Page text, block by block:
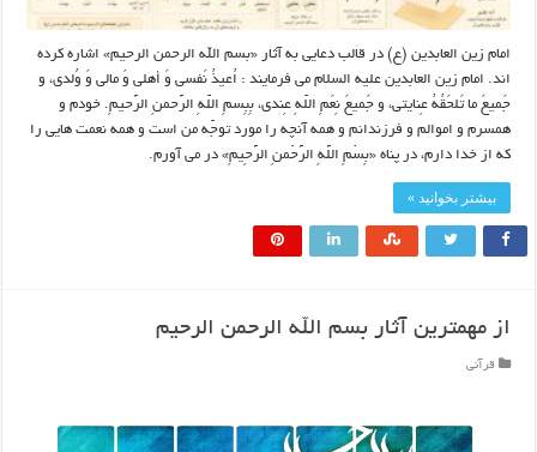
امام زین العابدین (ع) در قالب دعایی به آثار «بسم الله الرحمن الرحیم» اشاره کرده
اند. امام زین العابدین علیه السلام می فرمایند : اُعیذُ نَفسی وَ أهلی وَ مالی وَ وُلدی، و
جَمیعَ ما تَلحَقُهُ عِنایتی، و جَمیعَ نِعَمِ اللّهِ عِندی، بِبِسمِ اللّهِ الرَّحمنِ الرَّحیمِ. خودم و
همسرم و اموالم و فرزندانم و همه آنچه را مورد توجّه من است و همه نعمت‏ هایی را
که از خدا دارم، در پناه‏ «بِسْمِ اللَّهِ الرَّحْمنِ الرَّحِیمِ» در می ‏آورم.
بیشتر بخوانید »
از مهمترین آثار بسم الله الرحمن الرحیم
قرآنی